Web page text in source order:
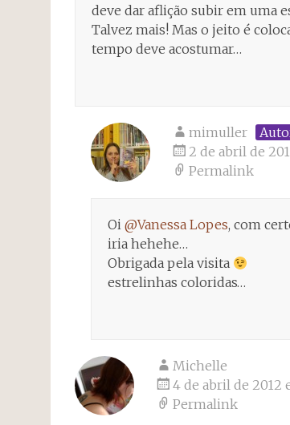
deve dar aflição subir em uma
Talvez mais! Mas o jeito é
tempo deve acostumar…
mimuller
2 de abril de
Permalink
Oi @Vanessa Lopes, com
iria hehehe…
Obrigada pela visita
estrelinhas coloridas…
Michelle
4 de abril de 2012
Permalink